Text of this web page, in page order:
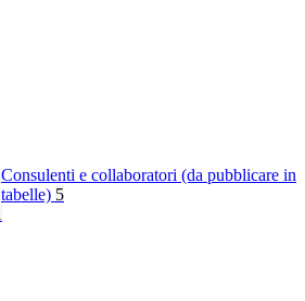
Consulenti e collaboratori (da pubblicare in
tabelle) 5